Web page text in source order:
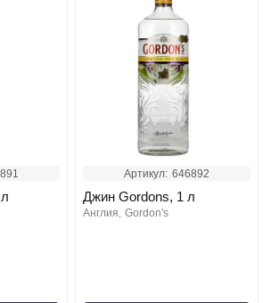
Артикул: 646892
Джин Gordons, 1 л
англия gordon's